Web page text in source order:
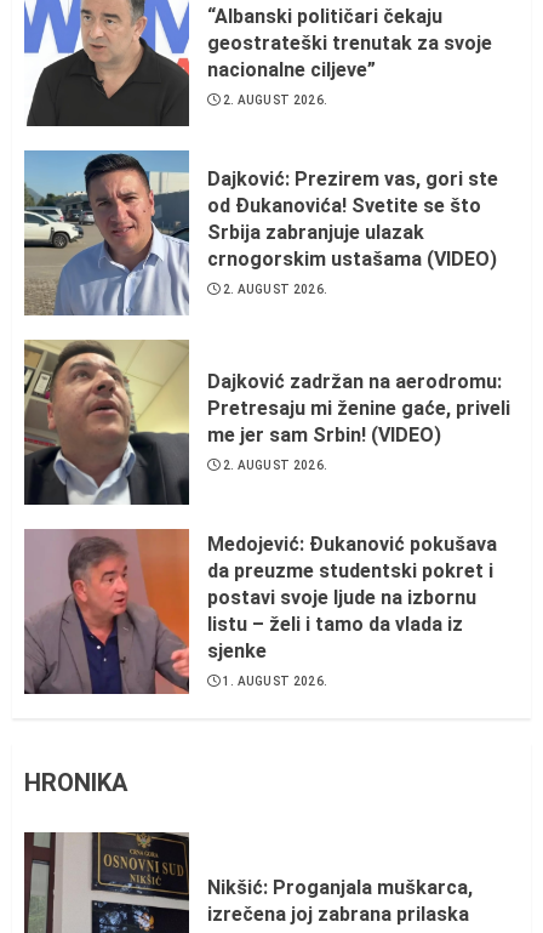
“Albanski političari čekaju
geostrateški trenutak za svoje
nacionalne ciljeve”
2. AUGUST 2026.
Dajković: Prezirem vas, gori ste
od Đukanovića! Svetite se što
Srbija zabranjuje ulazak
crnogorskim ustašama (VIDEO)
2. AUGUST 2026.
Dajković zadržan na aerodromu:
Pretresaju mi ženine gaće, priveli
me jer sam Srbin! (VIDEO)
2. AUGUST 2026.
Medojević: Đukanović pokušava
da preuzme studentski pokret i
postavi svoje ljude na izbornu
listu – želi i tamo da vlada iz
sjenke
1. AUGUST 2026.
HRONIKA
Nikšić: Proganjala muškarca,
izrečena joj zabrana prilaska